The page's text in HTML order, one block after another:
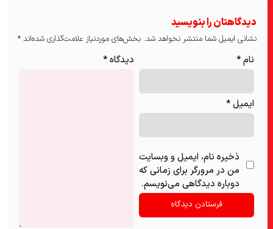
دیدگاهتان را بنویسید
نشانی ایمیل شما منتشر نخواهد شد. بخش‌های موردنیاز علامت‌گذاری شده‌اند*
دیدگاه* نام*
ایمیل*
ذخیره نام، ایمیل و وبسایت
من در مرورگر برای زمانی که
دوباره دیدگاهی می‌نویسم.